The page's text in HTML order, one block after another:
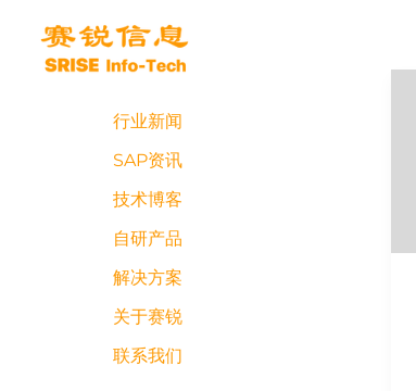
行业新闻
SAP资讯
技术博客
自研产品
解决方案
关于赛锐
联系我们